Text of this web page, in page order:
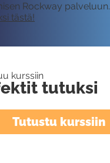
Rockway palveluun.
tästä!
kurssiin
tutuksi
Tutustu kurssiin